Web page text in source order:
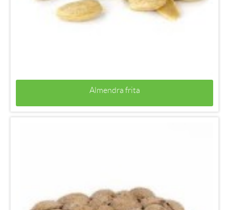
Almendra frita